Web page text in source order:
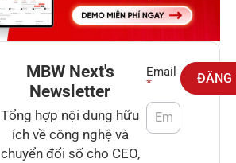
MBW Next's
Newsletter
Tổng hợp nội dung hữu
ích về công nghệ và
chuyển đổi số cho CEO,
Newsletter
Email
*
ĐĂNG